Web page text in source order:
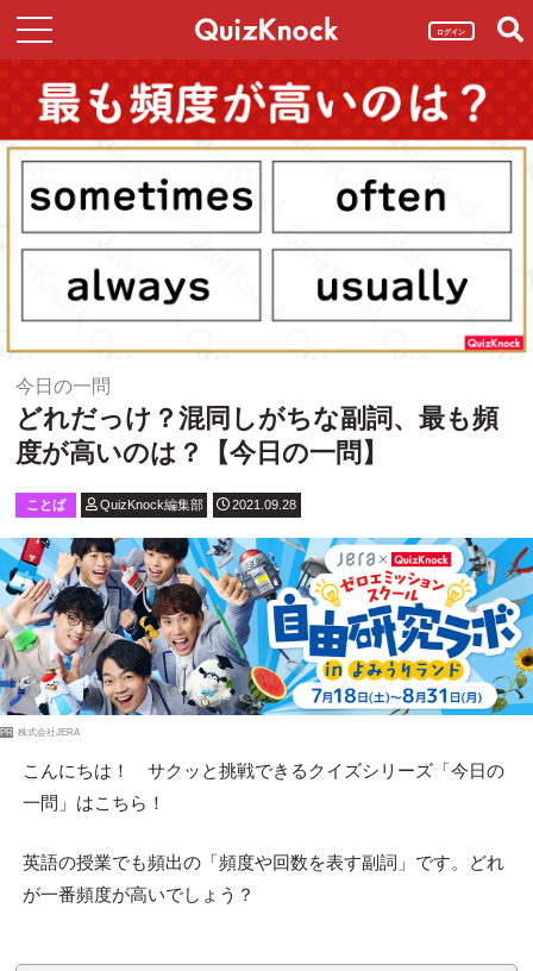
ログイン
今日の一問
どれだっけ？混同しがちな副詞、最も頻
度が高いのは？【今日の一問】
ことば QuizKnock編集部 2021.09.28
PR 株式会社JERA
こんにちは！ サクッと挑戦できるクイズシリーズ「今日の
一問」はこちら！
英語の授業でも頻出の「頻度や回数を表す副詞」です。どれ
が一番頻度が高いでしょう？